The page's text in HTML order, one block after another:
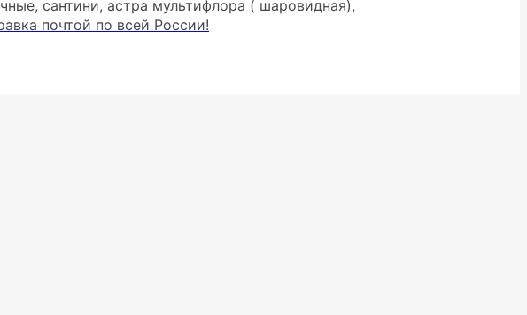
сантини, астра мультифлора ( шаровидная),
почтой по всей России!